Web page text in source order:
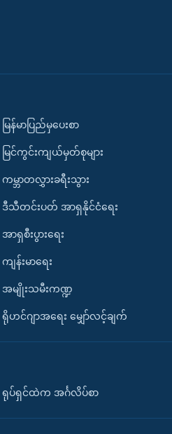
မြန်မာပြည်မှပေးစာ
မြင်ကွင်းကျယ်မှတ်စုများ
ကမ္ဘာတလွှားခရီးသွား
ဒီသီတင်းပတ် အာရှနိုင်ငံရေး
အာရှစီးပွားရေး
ကျန်းမာရေး
အမျိုးသမီးကဏ္ဍ
ရိုဟင်ဂျာအရေး မျှော်လင့်ချက်
ရုပ်ရှင်ထဲက အင်္ဂလိပ်စာ